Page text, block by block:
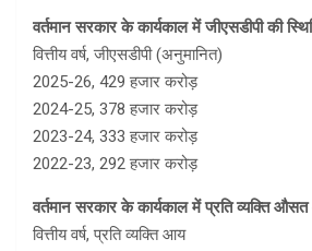
वर्तमान सरकार के कार्यकाल में जीएसडीपी की
वित्तीय वर्ष, जीएसडीपी (अनुमानित)
2025-26, 429 हजार करोड़
2024-25, 378 हजार करोड़
2023-24, 333 हजार करोड़
2022-23, 292 हजार करोड़
वर्तमान सरकार के कार्यकाल में प्रति व्यक्ति औसत
वित्तीय वर्ष, प्रति व्यक्ति आय